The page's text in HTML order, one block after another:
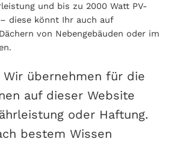
und bis zu 2000 Watt PV-
diese könnt Ihr auch auf
von Nebengebäuden oder im
Wir übernehmen für die
auf dieser Website
oder Haftung.
bestem Wissen